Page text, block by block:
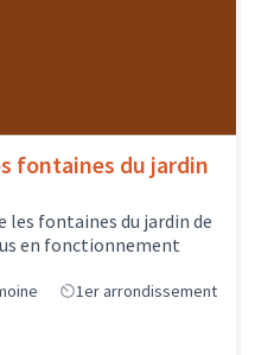
fontaines du jardin
les fontaines du jardin de
en fonctionnement
1er arrondissement